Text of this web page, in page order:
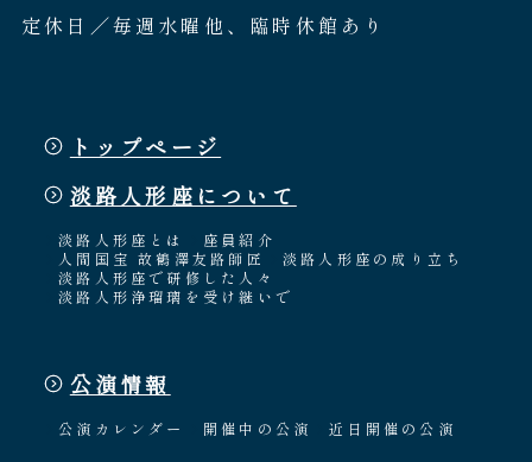
定休日／毎週水曜他、臨時休館あり
トップページ
淡路人形座について
淡路人形座とは
座員紹介
人間国宝 故鶴澤友路師匠
淡路人形座の成り立ち
淡路人形座で研修した人々
淡路人形浄瑠璃を受け継いで
公演情報
公演カレンダー 開催中の公演 近日開催の公演